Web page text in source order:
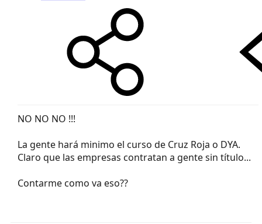
La gente hará minimo el curso de Cruz Roja o DYA.